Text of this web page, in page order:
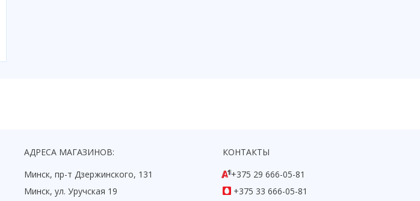
АДРЕСА МАГАЗИНОВ:
Минск, пр-т Дзержинского, 131
Минск, ул. Уручская 19
КОНТАКТЫ
+375 29 666-05-81
+375 33 666-05-81